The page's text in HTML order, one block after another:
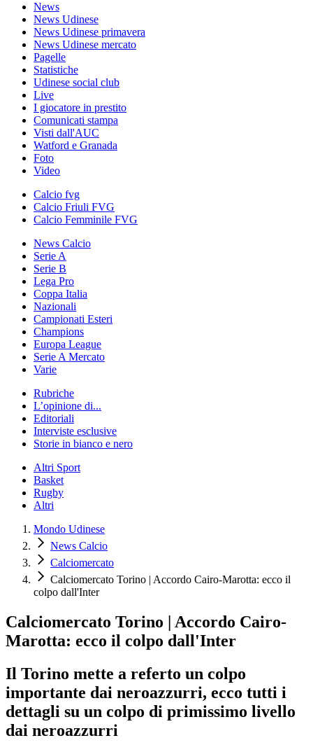
News
News Udinese
News Udinese primavera
News Udinese mercato
Pagelle
Statistiche
Udinese social club
Live
I giocatore in prestito
Comunicati stampa
Visti dall'AUC
Watford e Granada
Foto
Video
Calcio fvg
Calcio Friuli FVG
Calcio Femminile FVG
News Calcio
Serie A
Serie B
Lega Pro
Coppa Italia
Nazionali
Campionati Esteri
Champions
Europa League
Serie A Mercato
Varie
Rubriche
L’opinione di...
Editoriali
Interviste esclusive
Storie in bianco e nero
Altri Sport
Basket
Rugby
Altri
Mondo Udinese
News Calcio
Calciomercato
Calciomercato Torino | Accordo Cairo-Marotta: ecco il
colpo dall'Inter
Calciomercato Torino | Accordo Cairo-
Marotta: ecco il colpo dall'Inter
Il Torino mette a referto un colpo
importante dai neroazzurri, ecco tutti i
dettagli su un colpo di primissimo livello
dai neroazzurri